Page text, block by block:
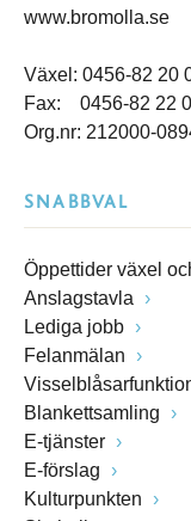
www.bromolla.se
Växel: 0456-82 20
Fax: 0456-82 22
Org.nr: 212000-
SNABBVAL
Öppettider växel
Anslagstavla
Lediga jobb
Felanmälan
Blankettsamling
E-tjänster
E-förslag
Kulturpunkten